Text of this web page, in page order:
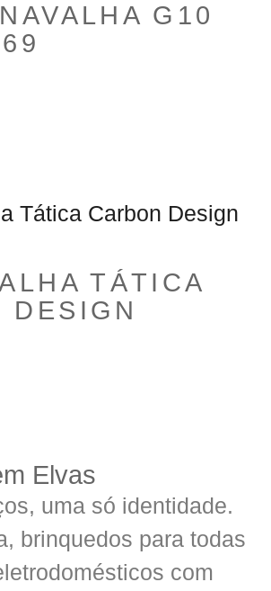
G10
TÁTICA
DESIGN
Elvas
uma só identidade.
brinquedos para todas
com